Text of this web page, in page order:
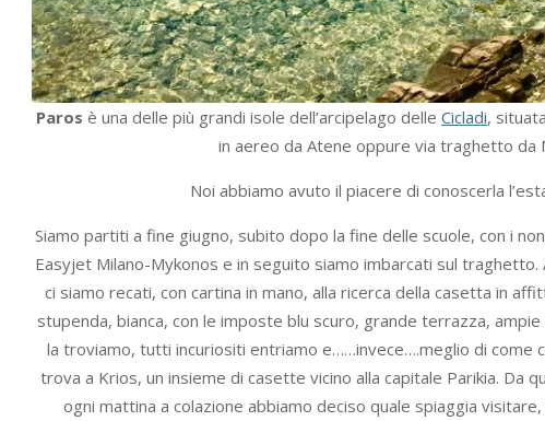
Parosè una delle più grandi isole dell’arcipelago delleCicladi,
in aereo da Atene oppure via traghetto da
Noi abbiamo avuto il piacere di conoscerla
Siamo partiti a fine giugno, subito dopo la fine delle scuole, con i
Easyjet Milano-Mykonos e in seguito siamo imbarcati sul
ci siamo recati, con cartina in mano, alla ricerca della casetta in
stupenda, bianca, con le imposte blu scuro, grande terrazza,
la troviamo, tutti incuriositi entriamo e……invece….meglio di come
trova a Krios, un insieme di casette vicino alla capitale Parikia.
ogni mattina a colazione abbiamo deciso quale spiaggia